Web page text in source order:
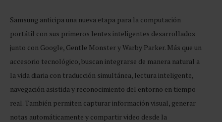
Samsung anticipa una nueva etapa para la computación
portátil con sus primeros lentes inteligentes desarrollados
junto con Google, Gentle Monster y Warby Parker. Más que un
accesorio tecnológico, buscan integrarse de manera natural a
la vida diaria con traducción simultánea, lectura inteligente,
navegación asistida y reconocimiento del entorno en tiempo
real. También permiten capturar información visual, generar
notas automáticamente y compartir video desde la